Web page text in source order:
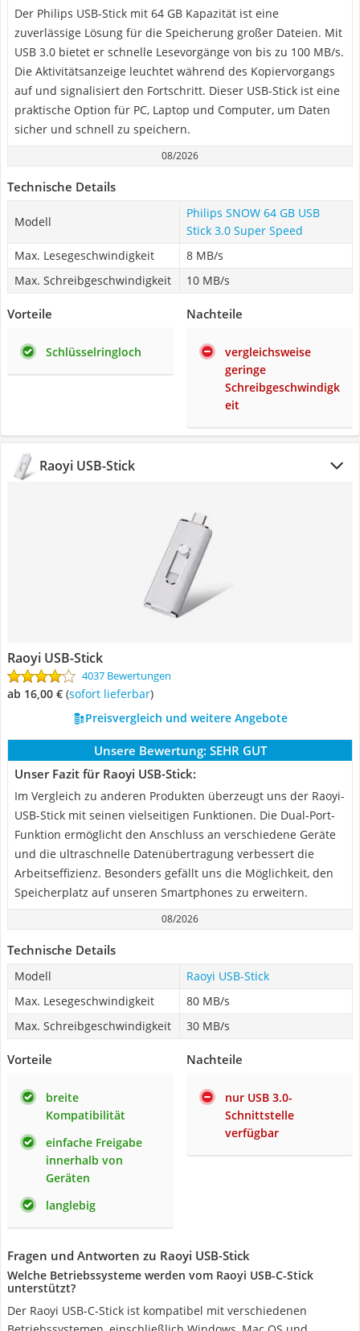
Der Philips USB-Stick mit 64 GB Kapazität ist eine
zuverlässige Lösung für die Speicherung großer Dateien. Mit
USB 3.0 bietet er schnelle Lesevorgänge von bis zu 100 MB/s.
Die Aktivitätsanzeige leuchtet während des Kopiervorgangs
auf und signalisiert den Fortschritt. Dieser USB-Stick ist eine
praktische Option für PC, Laptop und Computer, um Daten
sicher und schnell zu speichern.
08/2026
Technische Details
Modell
Philips SNOW 64 GB USB
Stick 3.0 Super Speed
Max. Lesegeschwindigkeit
8 MB/s
Max. Schreibgeschwindigkeit
10 MB/s
Vorteile
Schlüsselringloch
Nachteile
vergleichsweise
geringe
Schreibgeschwindigk
eit
Raoyi USB-Stick
Raoyi USB-Stick
4037 Bewertungen
ab 16,00 € ( Sofort lieferbar)
Preisvergleich und weitere Angebote
Unsere Bewertung: SEHR GUT
Unser Fazit für Raoyi USB-Stick:
Im Vergleich zu anderen Produkten überzeugt uns der Raoyi-
USB-Stick mit seinen vielseitigen Funktionen. Die Dual-Port-
Funktion ermöglicht den Anschluss an verschiedene Geräte
und die ultraschnelle Datenübertragung verbessert die
Arbeitseffizienz. Besonders gefällt uns die Möglichkeit, den
Speicherplatz auf unseren Smartphones zu erweitern.
08/2026
Technische Details
Modell
Raoyi USB-Stick
Max. Lesegeschwindigkeit
80 MB/s
Max. Schreibgeschwindigkeit
30 MB/s
Vorteile
breite
Kompatibilität
einfache Freigabe
innerhalb von
Geräten
langlebig
Nachteile
nur USB 3.0-
Schnittstelle
verfügbar
Fragen und Antworten zu Raoyi USB-Stick
Welche Betriebssysteme werden vom Raoyi USB-C-Stick
unterstützt?
Der Raoyi USB-C-Stick ist kompatibel mit verschiedenen